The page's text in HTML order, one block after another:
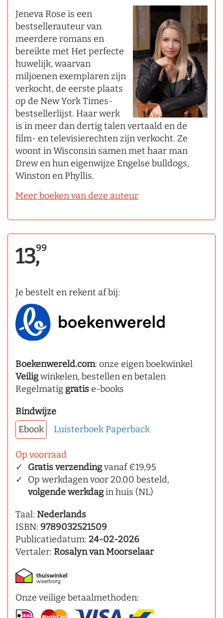
Jeneva Rose is een
bestsellerauteur van
meerdere romans en
bereikte met Het perfecte
huwelijk, waarvan
miljoenen exemplaren zijn
verkocht, de eerste plaats
op de New York Times-
bestsellerlijst. Haar werk
is in meer dan dertig talen vertaald en de
film- en televisierechten zijn verkocht. Ze
woont in Wisconsin samen met haar man
Drew en hun eigenwijze Engelse bulldogs,
Winston en Phyllis.
Meer boeken van deze auteur
13,99
Je bestelt en rekent af bij:
Boekenwereld.com: onze eigen boekwinkel
Veiligwinkelen, bestellen en betalen
Regelmatig gratise-books
Bindwijze
Ebook
Luisterboek Paperback
Op voorraad
Gratis verzendingvanaf €19,95
Op werkdagen voor 20.00 besteld,
volgende werkdagin huis (NL)
Taal: Nederlands
ISBN: 9789032521509
Publicatiedatum: 24-02-2026
Vertaler: Rosalyn van Moorselaar
Onze veilige betaalmethoden: